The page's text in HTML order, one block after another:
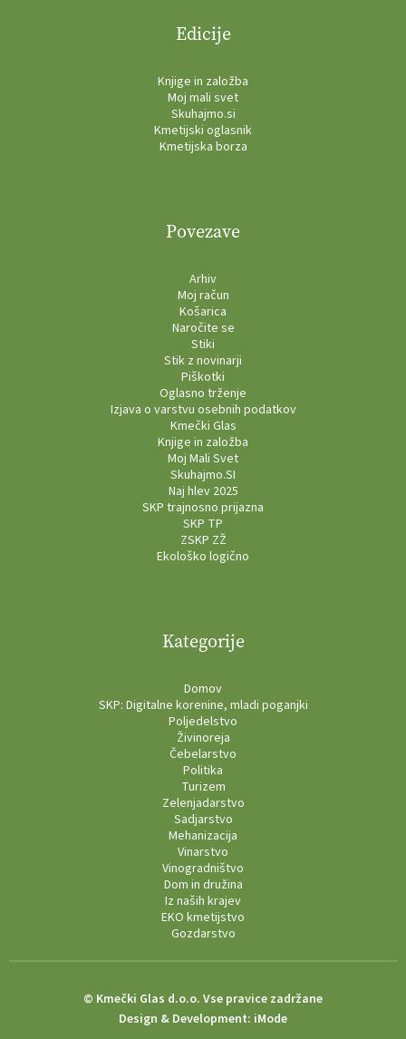
Edicije
Knjige in založba
Moj mali svet
Skuhajmo.si
Kmetijski oglasnik
Kmetijska borza
Povezave
Arhiv
Moj račun
Košarica
Naročite se
Stiki
Stik z novinarji
Piškotki
Oglasno trženje
Izjava o varstvu osebnih podatkov
Kmečki Glas
Knjige in založba
Moj Mali Svet
Skuhajmo.SI
Naj hlev 2025
SKP trajnosno prijazna
SKP TP
ZSKP ZŽ
Ekološko logično
Kategorije
Domov
SKP: Digitalne korenine, mladi poganjki
Poljedelstvo
Živinoreja
Čebelarstvo
Politika
Turizem
Zelenjadarstvo
Sadjarstvo
Mehanizacija
Vinarstvo
Vinogradništvo
Dom in družina
Iz naših krajev
EKO kmetijstvo
Gozdarstvo
© Kmečki Glas d.o.o. Vse pravice zadržane
Design & Development: iMode